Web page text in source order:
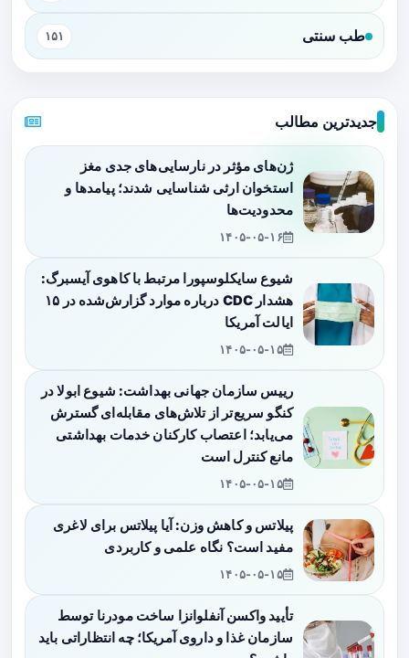
طب سنتی ۱۵۱
جدیدترین مطالب
ژن‌های مؤثر در نارسایی‌های جدی مغز
استخوان ارثی شناسایی شدند؛ پیامدها و
محدودیت‌ها
۱۴۰۵-۰۵-۱۶
شیوع سایکلوسپورا مرتبط با کاهوی آیسبرگ:
هشدار CDC درباره موارد گزارش‌شده در ۱۵
ایالت آمریکا
۱۴۰۵-۰۵-۱۵
رییس سازمان جهانی بهداشت: شیوع ابولا در
کنگو سریع‌تر از تلاش‌های مقابله‌ای گسترش
می‌یابد؛ اعتصاب کارکنان خدمات بهداشتی
مانع کنترل است
۱۴۰۵-۰۵-۱۵
پیلاتس و کاهش وزن: آیا پیلاتس برای لاغری
مفید است؟ نگاه علمی و کاربردی
۱۴۰۵-۰۵-۱۵
تأیید واکسن آنفلوانزا ساخت مودرنا توسط
سازمان غذا و داروی آمریکا؛ چه انتظاراتی باید